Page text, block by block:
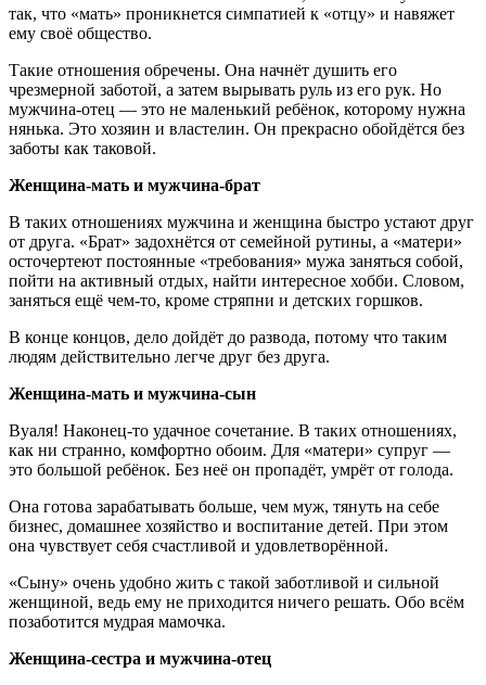
так, что «мать» проникнется симпатией к «отцу» и навяжет
ему своё общество.
Такие отношения обречены. Она начнёт душить его
чрезмерной заботой, а затем вырывать руль из его рук. Но
мужчина-отец — это не маленький ребёнок, которому нужна
нянька. Это хозяин и властелин. Он прекрасно обойдётся без
заботы как таковой.
Женщина-мать и мужчина-брат
В таких отношениях мужчина и женщина быстро устают друг
от друга. «Брат» задохнётся от семейной рутины, а «матери»
осточертеют постоянные «требования» мужа заняться собой,
пойти на активный отдых, найти интересное хобби. Словом,
заняться ещё чем-то, кроме стряпни и детских горшков.
В конце концов, дело дойдёт до развода, потому что таким
людям действительно легче друг без друга.
Женщина-мать и мужчина-сын
Вуаля! Наконец-то удачное сочетание. В таких отношениях,
как ни странно, комфортно обоим. Для «матери» супруг —
это большой ребёнок. Без неё он пропадёт, умрёт от голода.
Она готова зарабатывать больше, чем муж, тянуть на себе
бизнес, домашнее хозяйство и воспитание детей. При этом
она чувствует себя счастливой и удовлетворённой.
«Сыну» очень удобно жить с такой заботливой и сильной
женщиной, ведь ему не приходится ничего решать. Обо всём
позаботится мудрая мамочка.
Женщина-сестра и мужчина-отец